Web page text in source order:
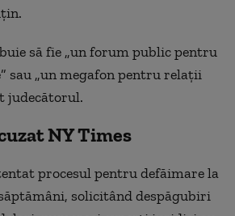
să fie „un forum public pentru
sau „un megafon pentru relaţii
judecătorul.
NY Times
procesul pentru defăimare la
solicitând despăgubiri